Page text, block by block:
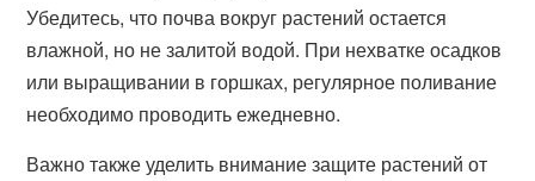
Убедитесь, что почва вокруг растений остается
влажной, но не залитой водой. При нехватке осадков
или выращивании в горшках, регулярное поливание
необходимо проводить ежедневно.
Важно также уделить внимание защите растений от